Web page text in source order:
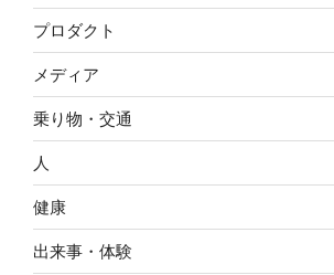
プロダクト
メディア
乗り物・交通
人
健康
出来事・体験